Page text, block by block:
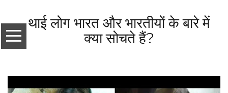
थाई लोग भारत और भारतीयों के बारे में
क्या सोचते हैं?